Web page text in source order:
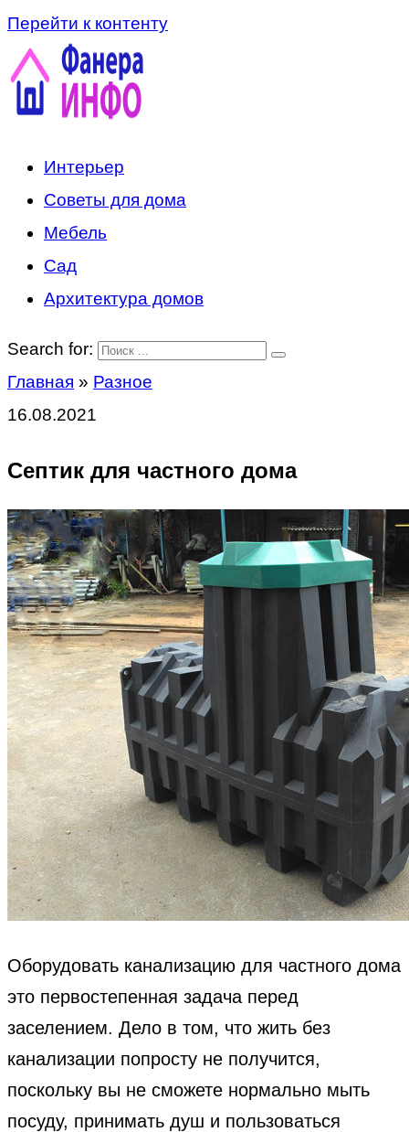
Перейти к контенту
Интерьер
Советы для дома
Мебель
Сад
Архитектура домов
Search for:
Главная » Разное
16.08.2021
Септик для частного дома
Оборудовать канализацию для частного дома
это первостепенная задача перед
заселением. Дело в том, что жить без
канализации попросту не получится,
поскольку вы не сможете нормально мыть
посуду, принимать душ и пользоваться